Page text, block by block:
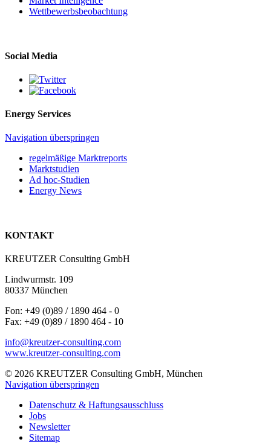
Wettbewerbs­beobachtung
Social Media
Energy Services
Navigation überspringen
regelmäßige Marktreports
Marktstudien
Ad hoc-Studien
Energy News
KONTAKT
KREUTZER Consulting GmbH
Lindwurmstr. 109
80337 München
Fon: +49 (0)89 / 1890 464 - 0
Fax: +49 (0)89 / 1890 464 - 10
info@kreutzer-consulting.com
www.kreutzer-consulting.com
© 2026 KREUTZER Consulting GmbH, München
Navigation überspringen
Datenschutz & Haftungsausschluss
Jobs
Newsletter
Sitemap